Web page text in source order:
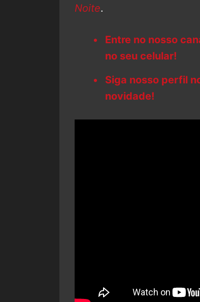
Noite.
Entre no nosso
no seu celular!
Siga nosso perfil
novidade!